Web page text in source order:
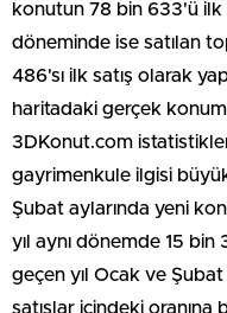
konutun 78 bin 633'ü ilk
döneminde ise satılan
486'sı ilk satış olarak
haritadaki gerçek
3DKonut.com
gayrimenkule ilgisi
Şubat aylarında yeni
yıl aynı dönemde 15 bin
geçen yıl Ocak ve
satışlar içindeki oranına